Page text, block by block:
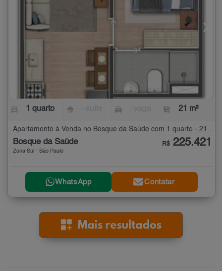
1 quarto 21 m²
Apartamento à Venda no Bosque da Saúde com 1 quarto - 21 m²
Bosque da Saúde
Zona Sul - São Paulo
R$ 225.421
WhatsApp Contatar